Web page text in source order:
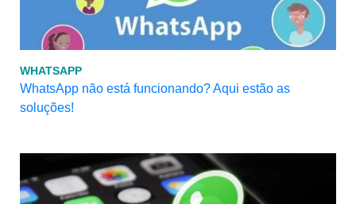
WHATSAPP
WhatsApp não está funcionando? Aqui estão as
soluções!